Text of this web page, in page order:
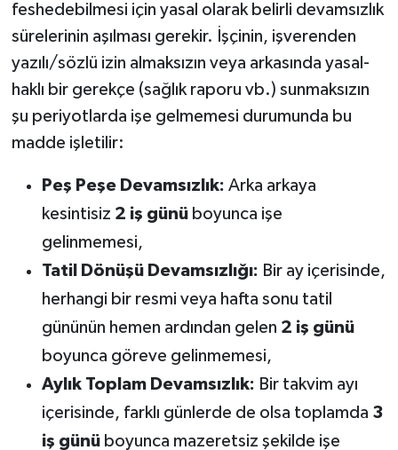
feshedebilmesi için yasal olarak belirli devamsızlık
sürelerinin aşılması gerekir. İşçinin, işverenden
yazılı/sözlü izin almaksızın veya arkasında yasal-
haklı bir gerekçe (sağlık raporu vb.) sunmaksızın
şu periyotlarda işe gelmemesi durumunda bu
madde işletilir:
Peş Peşe Devamsızlık: Arka arkaya
kesintisiz 2 iş günüboyunca işe
gelinmemesi,
Tatil Dönüşü Devamsızlığı: Bir ay içerisinde,
herhangi bir resmi veya hafta sonu tatil
gününün hemen ardından gelen 2 iş günü
boyunca göreve gelinmemesi,
Aylık Toplam Devamsızlık: Bir takvim ayı
içerisinde, farklı günlerde de olsa toplamda 3
iş günüboyunca mazeretsiz şekilde işe
SÜRMANŞET
Susurluk
TARİHTE BUGÜN
Trend
TÜRKİYE
VİZYONDAKİLER
YAŞAM